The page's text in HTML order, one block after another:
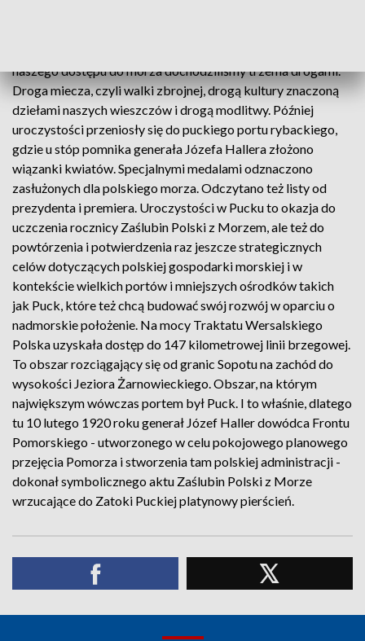
naszego dostępu do morza dochodziliśmy trzema drogami.
Droga miecza, czyli walki zbrojnej, drogą kultury znaczoną
dziełami naszych wieszczów i drogą modlitwy. Później
uroczystości przeniosły się do puckiego portu rybackiego,
gdzie u stóp pomnika generała Józefa Hallera złożono
wiązanki kwiatów. Specjalnymi medalami odznaczono
zasłużonych dla polskiego morza. Odczytano też listy od
prezydenta i premiera. Uroczystości w Pucku to okazja do
uczczenia rocznicy Zaślubin Polski z Morzem, ale też do
powtórzenia i potwierdzenia raz jeszcze strategicznych
celów dotyczących polskiej gospodarki morskiej i w
kontekście wielkich portów i mniejszych ośrodków takich
jak Puck, które też chcą budować swój rozwój w oparciu o
nadmorskie położenie. Na mocy Traktatu Wersalskiego
Polska uzyskała dostęp do 147 kilometrowej linii brzegowej.
To obszar rozciągający się od granic Sopotu na zachód do
wysokości Jeziora Żarnowieckiego. Obszar, na którym
największym wówczas portem był Puck. I to właśnie, dlatego
tu 10 lutego 1920 roku generał Józef Haller dowódca Frontu
Pomorskiego - utworzonego w celu pokojowego planowego
przejęcia Pomorza i stworzenia tam polskiej administracji -
dokonał symbolicznego aktu Zaślubin Polski z Morze
wrzucające do Zatoki Puckiej platynowy pierścień.